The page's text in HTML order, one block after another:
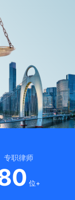
专职律师
位+